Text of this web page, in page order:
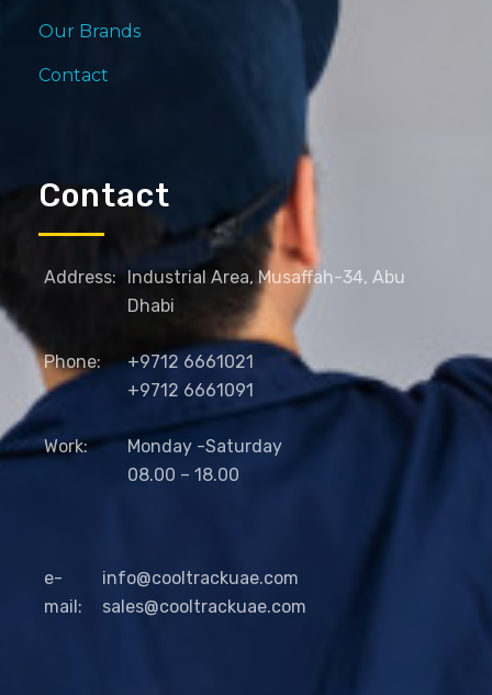
Our Brands
Contact
Contact
Address:
Industrial Area, Musaffah-34, Abu
Dhabi
Phone:
+9712 6661021
+9712 6661091
Work:
Monday -Saturday
08.00 – 18.00
e-
mail:
info@cooltrackuae.com
sales@cooltrackuae.com